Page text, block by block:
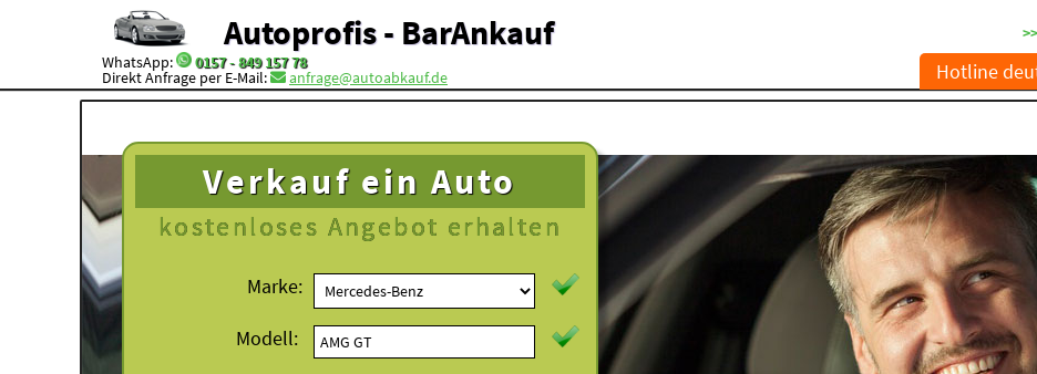
Autoprofis - BarAnkauf
WhatsApp: 0157 - 849 157 78
Direkt Anfrage per E-Mail: anfrage@autoabkauf.de Hotline
Verkauf ein Auto
kostenloses Angebot erhalten
Marke:
Modell: